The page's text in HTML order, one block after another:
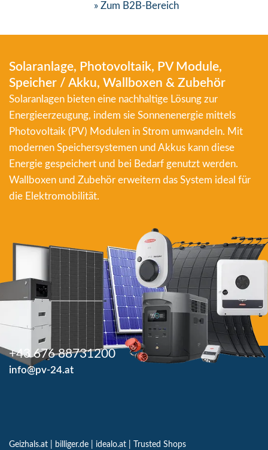
» Zum B2B-Bereich
Solaranlage, Photovoltaik, PV Module,
Speicher / Akku, Wallboxen & Zubehör
Solaranlagen bieten eine nachhaltige Lösung zur
Energieerzeugung, indem sie Sonnenenergie mittels
Photovoltaik (PV) Modulen in Strom umwandeln. Mit
modernen Speichersystemen und Akkus kann diese
Energie gespeichert und bei Bedarf genutzt werden.
Wallboxen und Zubehör erweitern das System ideal für
die Elektromobilität.
+43 676 88731200
info@pv-24.at
Geizhals.at billiger.de idealo.at Trusted Shops